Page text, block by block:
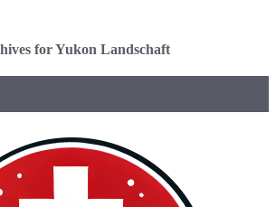
for Yukon Landschaft